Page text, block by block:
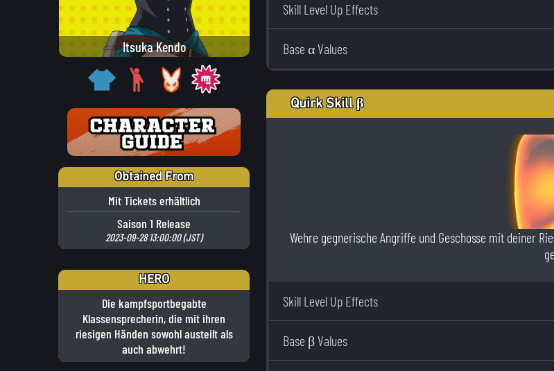
Itsuka Kendo
Obtained From
Mit Tickets erhältlich
Saison 1 Release
2023-09-28 13:00:00 (JST)
HERO
Die kampfsportbegabte
Klassensprecherin, die mit ihren
riesigen Händen sowohl austeilt als
auch abwehrt!
Skill Level Up Effects
Base α Values
Quirk Skill β
Wehre gegnerische Angriffe und Geschosse mit deiner
Skill Level Up Effects
Base β Values